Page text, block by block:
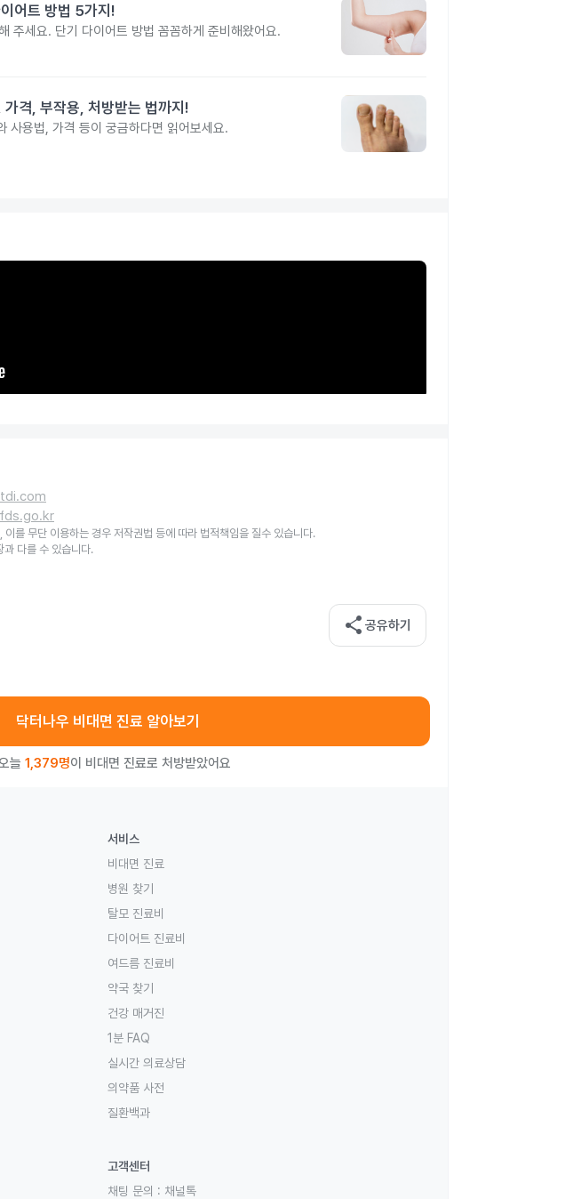
어트 방법 5가지!
주세요. 단기 다이어트 방법 꼼꼼하게 준비해왔어요.
격, 부작용, 처방받는 법까지!
사용법, 가격 등이 궁금하다면 읽어보세요.
를 무단 이용하는 경우 저작권법 등에 따라 법적책임을 질수 있습니다.
과 다를 수 있습니다.
share 공유하기
닥터나우 비대면 진료 알아보기
늘 1,379명이 비대면 진료로 처방받았어요
서비스
비대면 진료
병원 찾기
탈모 진료비
다이어트 진료비
여드름 진료비
약국 찾기
건강 매거진
1분 FAQ
실시간 의료상담
의약품 사전
질환백과
고객센터
채팅 문의 : 채널톡